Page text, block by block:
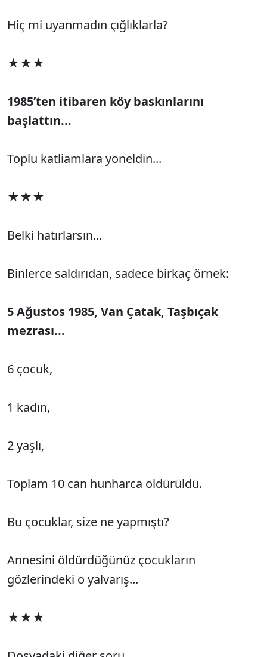
Hiç mi uyanmadın çığlıklarla?
★★★
1985’ten itibaren köy baskınlarını
başlattın...
Toplu katliamlara yöneldin...
★★★
Belki hatırlarsın...
Binlerce saldırıdan, sadece birkaç örnek:
5 Ağustos 1985, Van Çatak, Taşbıçak
mezrası...
6 çocuk,
1 kadın,
2 yaşlı,
Toplam 10 can hunharca öldürüldü.
Bu çocuklar, size ne yapmıştı?
Annesini öldürdüğünüz çocukların
gözlerindeki o yalvarış...
★★★